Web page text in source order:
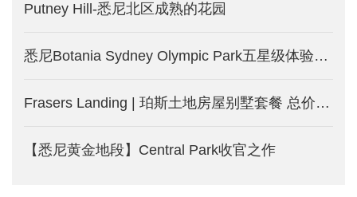
Putney Hill-悉尼北区成熟的花园
悉尼Botania Sydney Olympic Park五星级体验式公寓
Frasers Landing | 珀斯土地房屋别墅套餐 总价27.7万澳币起
【悉尼黄金地段】Central Park收官之作